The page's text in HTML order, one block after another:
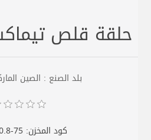
حلقة قلص
بلد الصنع : الصين
كود المخزن: 75